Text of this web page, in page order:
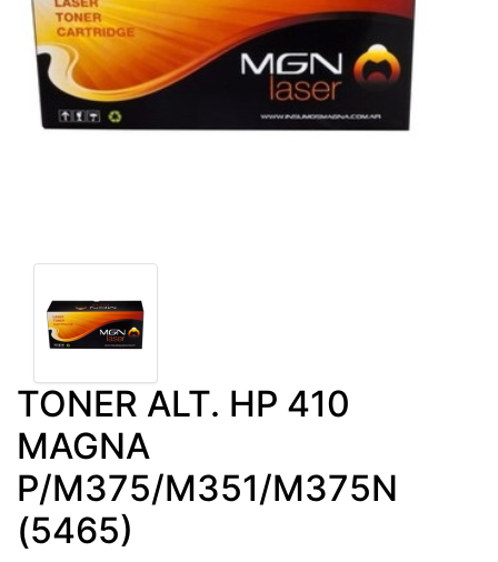
TONER ALT. HP 410
MAGNA
P/M375/M351/M375N
(5465)